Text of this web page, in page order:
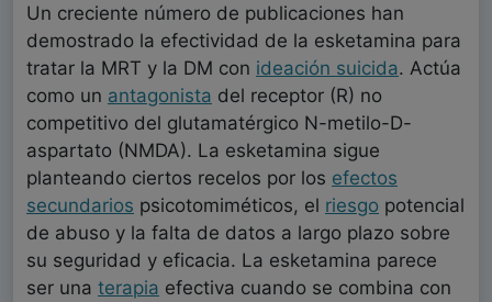
Un creciente número de publicaciones han
demostrado la efectividad de la esketamina para
tratar la MRT y la DM con ideación suicida. Actúa
como un antagonista del receptor (R) no
competitivo del glutamatérgico N-metilo-D-
aspartato (NMDA). La esketamina sigue
planteando ciertos recelos por los efectos
secundarios psicotomiméticos, el riesgo potencial
de abuso y la falta de datos a largo plazo sobre
su seguridad y eficacia. La esketamina parece
ser una terapia efectiva cuando se combina con